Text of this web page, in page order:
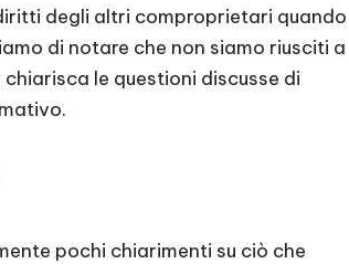
degli altri comproprietari quando
di notare che non siamo riusciti a
le questioni discusse di
pochi chiarimenti su ciò che